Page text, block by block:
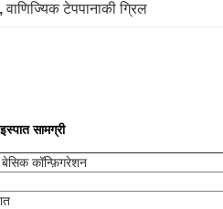
, वाणिज्यिक टेपपानाकी ग्रिल
सामग्री
कॉन्फ़िगरेशन